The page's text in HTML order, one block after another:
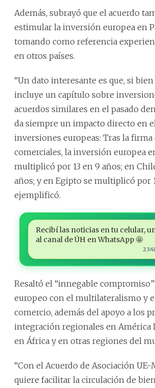
Además, subrayó que el acuerdo
estimular la inversión europea en
tomando como referencia
en otros países.
“Un dato interesante es que, si
incluye un capítulo sobre
acuerdos similares en el pasado
da siempre un impacto directo en
inversiones europeas: Tras la firma
comerciales, la inversión europea
multiplicó por 13 en 9 años; en
años; y en Egipto se multiplicó por
ejemplificó.
Recibí las noticias en tu celular,
al canal de ÚH en WhatsApp 🤩
23:41
Resaltó el “innegable
europeo con el multilateralismo y
comercio, además del apoyo a los
integración regionales en América
en África y en otras regiones del
“Con el Acuerdo de Asociación UE-
quiere facilitar la circulación de